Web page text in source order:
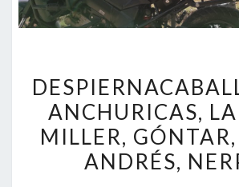
LAS
LA
TOBA,
ANCHURICAS,
MILLER,
ANDRÉS,